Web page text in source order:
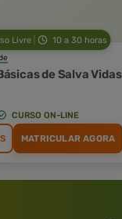
Livre 10 a 30 horas
de Salva Vidas
CURSO ON-LINE
MATRICULAR AGORA